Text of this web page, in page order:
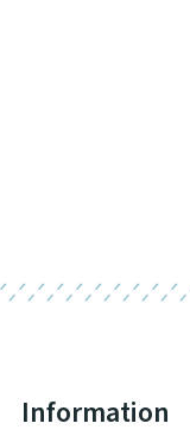
Information